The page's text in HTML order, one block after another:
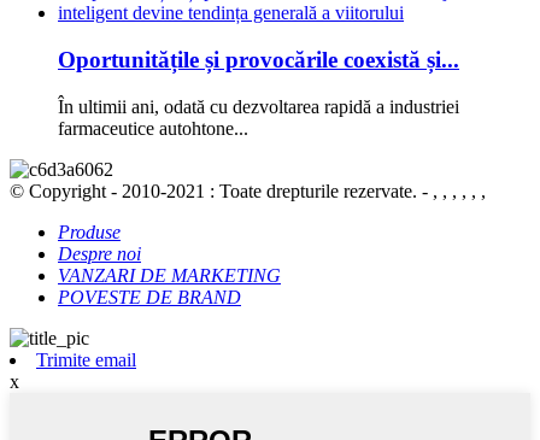
Oportunitățile și provocările coexistă și...
În ultimii ani, odată cu dezvoltarea rapidă a industriei
farmaceutice autohtone...
© Copyright - 2010-2021 : Toate drepturile rezervate. - , , , , , ,
Produse
Despre noi
VANZARI DE MARKETING
POVESTE DE BRAND
Trimite email
x